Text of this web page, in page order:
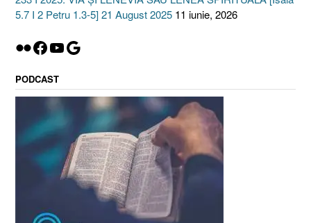
5.7 I 2 Petru 1.3-5] 21 August 2025 11 iunie, 2026
Flickr
Facebook
YouTube
Google
PODCAST